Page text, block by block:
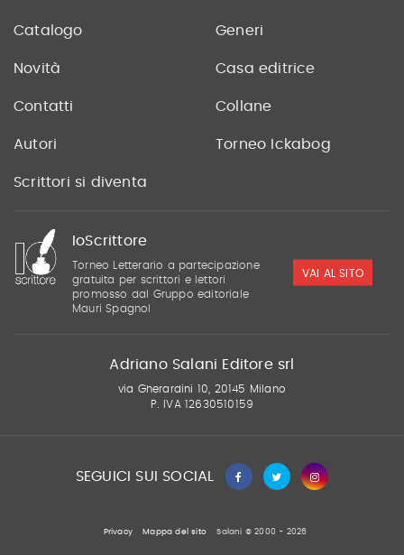
Catalogo Generi
Novità Casa editrice
Contatti Collane
Autori Torneo Ickabog
Scrittori si diventa
IoScrittore
Torneo Letterario a partecipazione
gratuita per scrittori e lettori
promosso dal Gruppo editoriale
Mauri Spagnol
VAI AL SITO
Adriano Salani Editore srl
via Gherardini 10, 20145 Milano
P. IVA 12630510159
SEGUICI SUI SOCIAL
Privacy Mappa del sito Salani © 2000 - 2026